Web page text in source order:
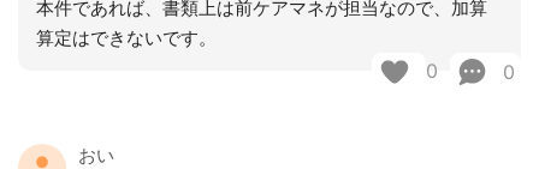
本件であれば、書類上は前ケアマネが担当なので、加算
算定はできないです。
0 0
おい